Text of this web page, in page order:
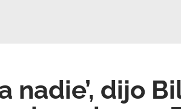
nadie’, dijo